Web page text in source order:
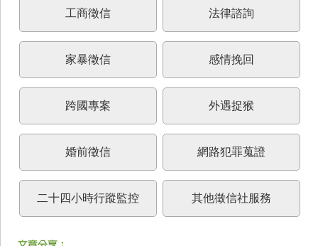
工商徵信 法律諮詢
家暴徵信 感情挽回
跨國專案 外遇捉猴
婚前徵信 網路犯罪蒐證
二十四小時行蹤監控 其他徵信社服務